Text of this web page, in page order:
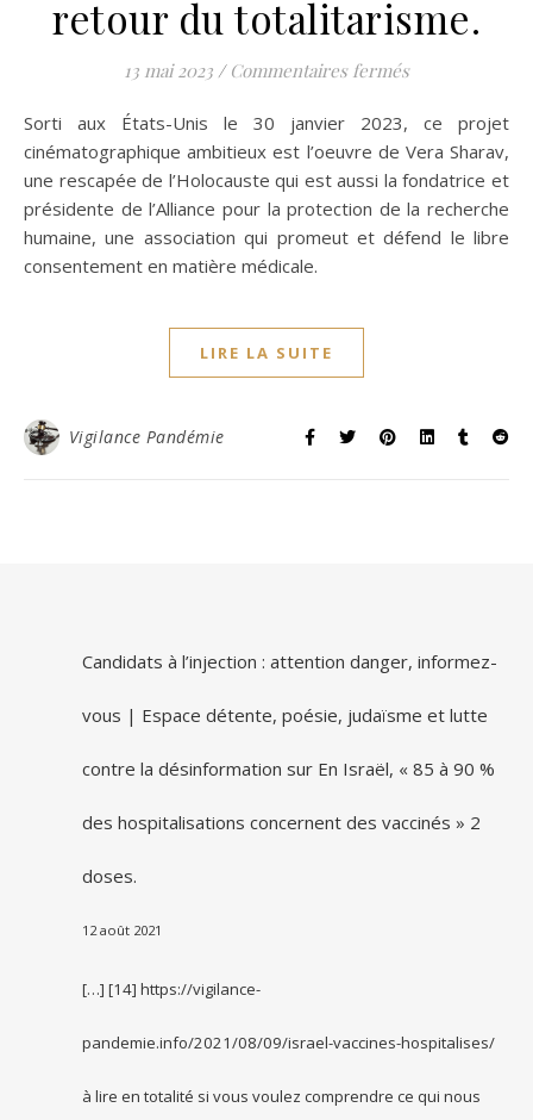
retour du totalitarisme.
13 mai 2023 / Commentaires ferméssur La série de
Sorti aux États-Unis le 30 janvier 2023, ce projet
cinématographique ambitieux est l’oeuvre de Vera Sharav,
une rescapée de l’Holocauste qui est aussi la fondatrice et
présidente de l’Alliance pour la protection de la recherche
humaine, une association qui promeut et défend le libre
consentement en matière médicale.
LIRE LA SUITE
Vigilance Pandémie
Candidats à l’injection : attention danger, informez-
vous | Espace détente, poésie, judaïsme et lutte
contre la désinformation sur En Israël, « 85 à 90 %
des hospitalisations concernent des vaccinés » 2
doses.
12 août 2021
[…] [14] https://vigilance-
pandemie.info/2021/08/09/israel-vaccines-hospitalises/
à lire en totalité si vous voulez comprendre ce qui nous